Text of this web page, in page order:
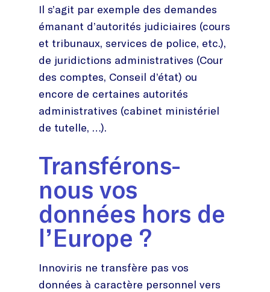
Il s’agit par exemple des demandes
émanant d’autorités judiciaires (cours
et tribunaux, services de police, etc.),
de juridictions administratives (Cour
des comptes, Conseil d’état) ou
encore de certaines autorités
administratives (cabinet ministériel
de tutelle, …).
Transférons-
nous vos
données hors de
l’Europe ?
Innoviris ne transfère pas vos
données à caractère personnel vers